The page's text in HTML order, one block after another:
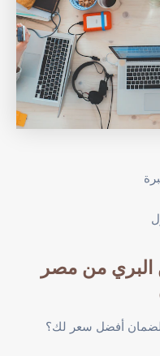
البري من مصر
لضمان أفضل سعر لك؟